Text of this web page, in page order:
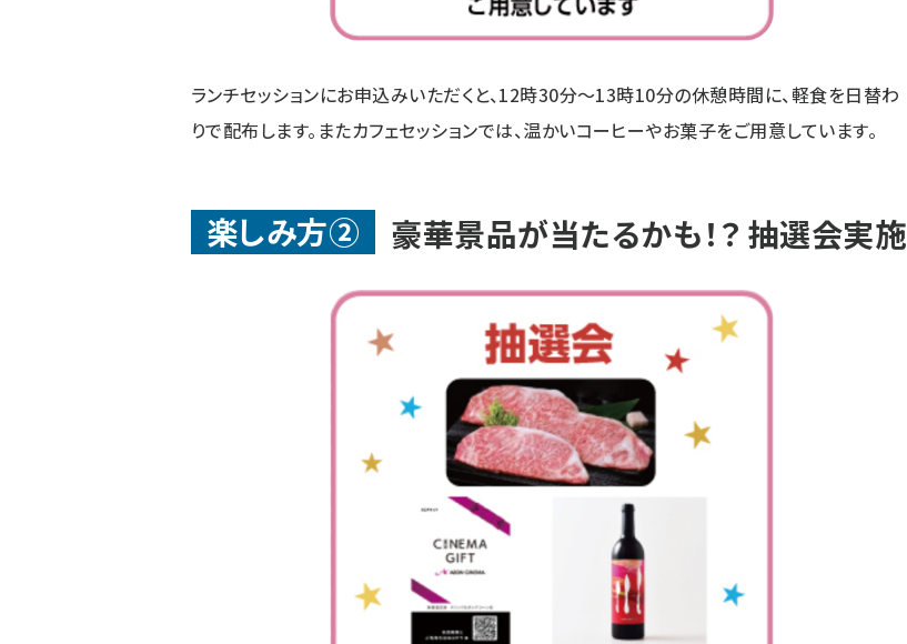
ランチセッションにお申込みいただくと、12時30分～13時10分の休憩時間に、軽食を日替わ
りで配布します。またカフェセッションでは、温かいコーヒーやお菓子をご用意しています。
楽しみ方② 豪華景品が当たるかも！？ 抽選会実施